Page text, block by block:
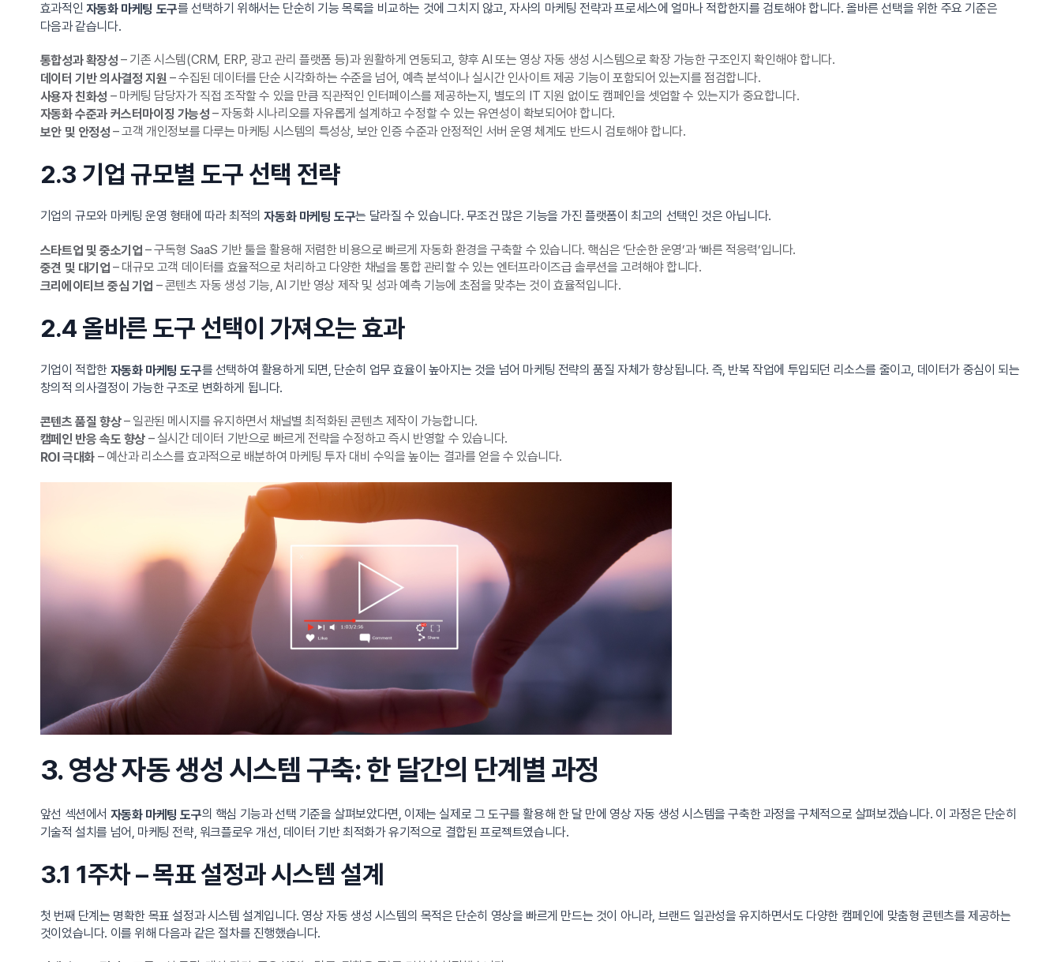
효과적인 자동화 마케팅 도구를 선택하기 위해서는 단순히 기능 목록을 비교하는 것에 그치지 않고, 자사의 마케팅 전략과 프로세스에 얼마나 적합한지를 검토해야 합니다. 올바른 선택을 위한 주요 기준은
다음과 같습니다.
통합성과 확장성 – 기존 시스템(CRM, ERP, 광고 관리 플랫폼 등)과 원활하게 연동되고, 향후 AI 또는 영상 자동 생성 시스템으로 확장 가능한 구조인지 확인해야 합니다.
데이터 기반 의사결정 지원 – 수집된 데이터를 단순 시각화하는 수준을 넘어, 예측 분석이나 실시간 인사이트 제공 기능이 포함되어 있는지를 점검합니다.
사용자 친화성 – 마케팅 담당자가 직접 조작할 수 있을 만큼 직관적인 인터페이스를 제공하는지, 별도의 IT 지원 없이도 캠페인을 셋업할 수 있는지가 중요합니다.
자동화 수준과 커스터마이징 가능성 – 자동화 시나리오를 자유롭게 설계하고 수정할 수 있는 유연성이 확보되어야 합니다.
보안 및 안정성 – 고객 개인정보를 다루는 마케팅 시스템의 특성상, 보안 인증 수준과 안정적인 서버 운영 체계도 반드시 검토해야 합니다.
2.3 기업 규모별 도구 선택 전략
기업의 규모와 마케팅 운영 형태에 따라 최적의자동화 마케팅 도구는 달라질 수 있습니다. 무조건 많은 기능을 가진 플랫폼이 최고의 선택인 것은 아닙니다.
스타트업 및 중소기업 – 구독형 SaaS 기반 툴을 활용해 저렴한 비용으로 빠르게 자동화 환경을 구축할 수 있습니다. 핵심은 ‘단순한 운영’과 ‘빠른 적응력’입니다.
중견 및 대기업 – 대규모 고객 데이터를 효율적으로 처리하고 다양한 채널을 통합 관리할 수 있는 엔터프라이즈급 솔루션을 고려해야 합니다.
크리에이티브 중심 기업 – 콘텐츠 자동 생성 기능, AI 기반 영상 제작 및 성과 예측 기능에 초점을 맞추는 것이 효율적입니다.
2.4 올바른 도구 선택이 가져오는 효과
기업이 적합한 자동화 마케팅 도구를 선택하여 활용하게 되면, 단순히 업무 효율이 높아지는 것을 넘어 마케팅 전략의 품질 자체가 향상됩니다. 즉, 반복 작업에 투입되던 리소스를 줄이고, 데이터가 중심이 되는
창의적 의사결정이 가능한 구조로 변화하게 됩니다.
콘텐츠 품질 향상– 일관된 메시지를 유지하면서 채널별 최적화된 콘텐츠 제작이 가능합니다.
캠페인 반응 속도 향상– 실시간 데이터 기반으로 빠르게 전략을 수정하고 즉시 반영할 수 있습니다.
ROI 극대화– 예산과 리소스를 효과적으로 배분하여 마케팅 투자 대비 수익을 높이는 결과를 얻을 수 있습니다.
3. 영상 자동 생성 시스템 구축: 한 달간의 단계별 과정
앞선 섹션에서 자동화 마케팅 도구의 핵심 기능과 선택 기준을 살펴보았다면, 이제는 실제로 그 도구를 활용해 한 달 만에 영상 자동 생성 시스템을 구축한 과정을 구체적으로 살펴보겠습니다. 이 과정은 단순히
기술적 설치를 넘어, 마케팅 전략, 워크플로우 개선, 데이터 기반 최적화가 유기적으로 결합된 프로젝트였습니다.
3.1 1주차 – 목표 설정과 시스템 설계
첫 번째 단계는 명확한 목표 설정과 시스템 설계입니다. 영상 자동 생성 시스템의 목적은 단순히 영상을 빠르게 만드는 것이 아니라, 브랜드 일관성을 유지하면서도 다양한 캠페인에 맞춤형 콘텐츠를 제공하는
것이었습니다. 이를 위해 다음과 같은 절차를 진행했습니다.